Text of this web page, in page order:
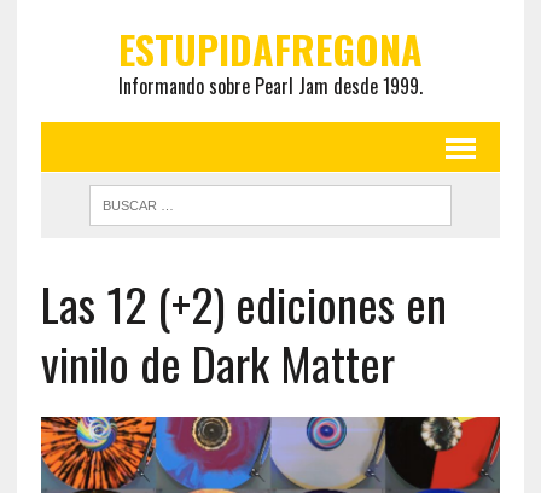
ESTUPIDAFREGONA
Informando sobre Pearl Jam desde 1999.
Las 12 (+2) ediciones en
vinilo de Dark Matter